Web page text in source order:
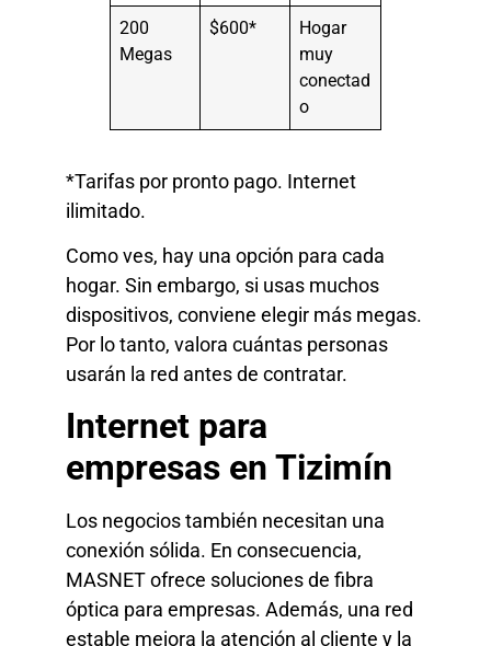
200
Megas
$600*
Hogar
muy
conectad
o
*Tarifas por pronto pago. Internet
ilimitado.
Como ves, hay una opción para cada
hogar. Sin embargo, si usas muchos
dispositivos, conviene elegir más megas.
Por lo tanto, valora cuántas personas
usarán la red antes de contratar.
Internet para
empresas en Tizimín
Los negocios también necesitan una
conexión sólida. En consecuencia,
MASNET ofrece soluciones de fibra
óptica para empresas. Además, una red
estable mejora la atención al cliente y la